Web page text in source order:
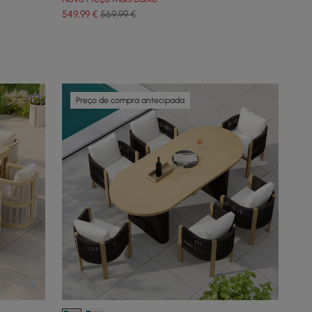
549,99€ 569,99 €
Preço de compra antecipada